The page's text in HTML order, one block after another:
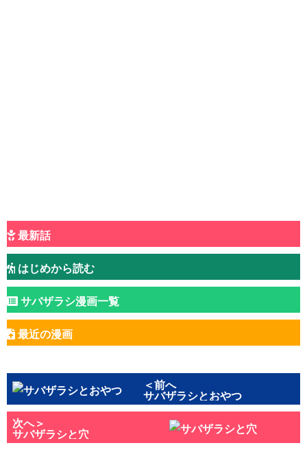
最新話
はじめから読む
サバザラシ漫画一覧
最近の漫画
＜前へ
サバザラシとおやつ
次へ＞
サバザラシと穴